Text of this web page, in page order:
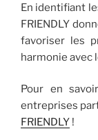
En identifiant
FRIENDLY
favoriser les
harmonie avec
Pour en
entreprises
FRIENDLY !